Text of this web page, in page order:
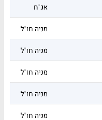
אג"ח
מניה חו"ל
מניה חו"ל
מניה חו"ל
מניה חו"ל
מניה חו"ל